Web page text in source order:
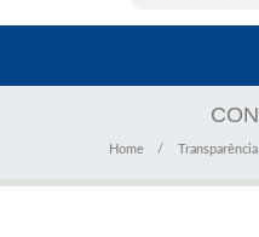
Home Transparência